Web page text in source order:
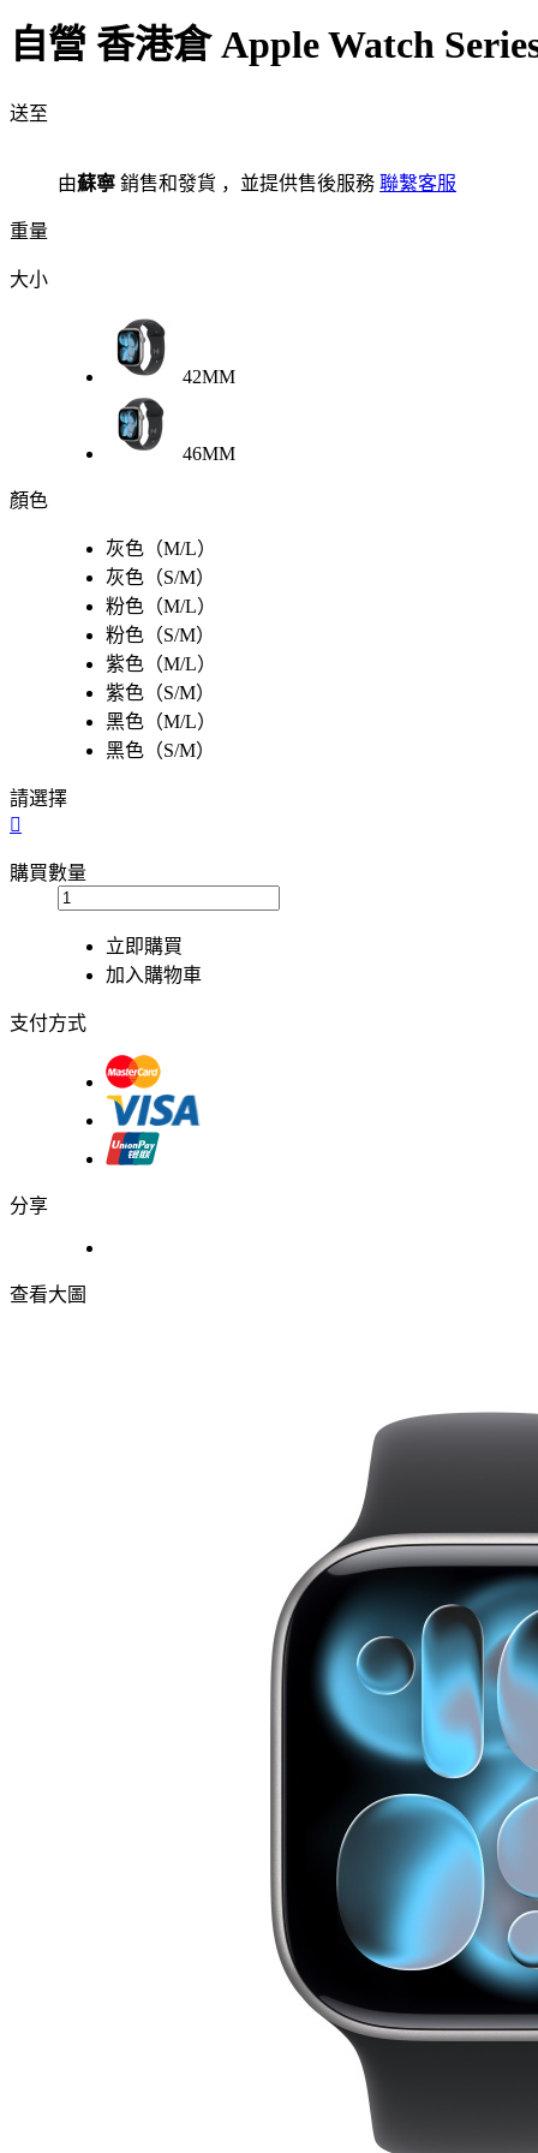
自營 香港倉Apple Watch
送至
由蘇寧 銷售和發貨 ，並提供售後服務 聯繫客服
重量
大小
42MM
46MM
顏色
灰色（M/L）
灰色（S/M）
粉色（M/L）
粉色（S/M）
紫色（M/L）
紫色（S/M）
黑色（M/L）
黑色（S/M）
請選擇

購買數量
立即購買
加入購物車
支付方式
分享
查看大圖